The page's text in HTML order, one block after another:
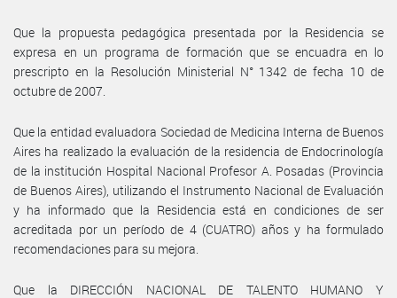
Que la propuesta pedagógica presentada por la Residencia se
expresa en un programa de formación que se encuadra en lo
prescripto en la Resolución Ministerial N° 1342 de fecha 10 de
octubre de 2007.
Que la entidad evaluadora Sociedad de Medicina Interna de Buenos
Aires ha realizado la evaluación de la residencia de Endocrinología
de la institución Hospital Nacional Profesor A. Posadas (Provincia
de Buenos Aires), utilizando el Instrumento Nacional de Evaluación
y ha informado que la Residencia está en condiciones de ser
acreditada por un período de 4 (CUATRO) años y ha formulado
recomendaciones para su mejora.
Que la DIRECCIÓN NACIONAL DE TALENTO HUMANO Y